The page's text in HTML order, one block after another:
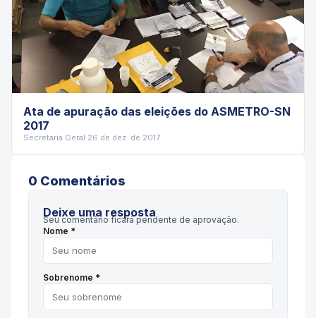
Ata de apuração das eleições do ASMETRO-SN
2017
Secretaria Geral·26 de dez. de 2017
0 Comentários
Deixe uma resposta
Seu comentário ficará pendente de aprovação.
Nome *
Sobrenome *